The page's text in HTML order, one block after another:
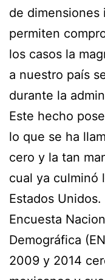
de
permiten
los casos la
a nuestro país
durante la
Este hecho
lo que se ha
cero y la tan
cual ya culminó
Estados
Encuesta
Demográfica
2009 y 2014